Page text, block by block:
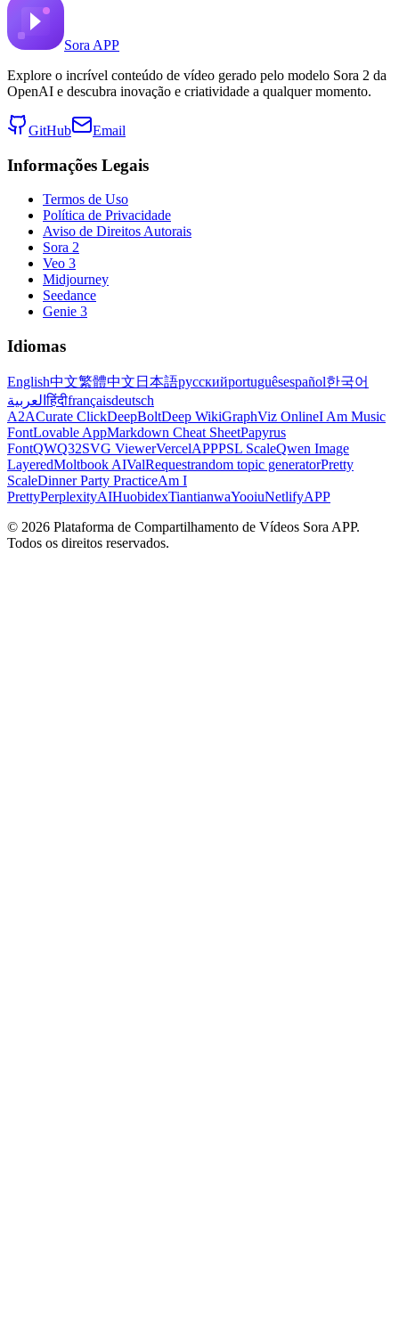
Sora APP
Explore o incrível conteúdo de vídeo gerado pelo modelo Sora 2 da
OpenAI e descubra inovação e criatividade a qualquer momento.
GitHub Email
Informações Legais
Termos de Uso
Política de Privacidade
Aviso de Direitos Autorais
Sora 2
Veo 3
Midjourney
Seedance
Genie 3
Idiomas
English中文繁體中文 日本語русскийportuguêsespañol한국어
العربيةहिंदीfrançaisdeutsch
A2ACurate ClickDeepBoltDeep WikiGraphViz OnlineI Am Music
FontLovable AppMarkdown Cheat SheetPapyrus
FontQWQ32SVG ViewerVercelAPPPSL ScaleQwen Image
LayeredMoltbook AIValRequestrandom topic generatorPretty
ScaleDinner Party PracticeAm I
PrettyPerplexityAIHuobidexTiantianwaYooiuNetlifyAPP
© 2026 Plataforma de Compartilhamento de Vídeos Sora APP.
Todos os direitos reservados.